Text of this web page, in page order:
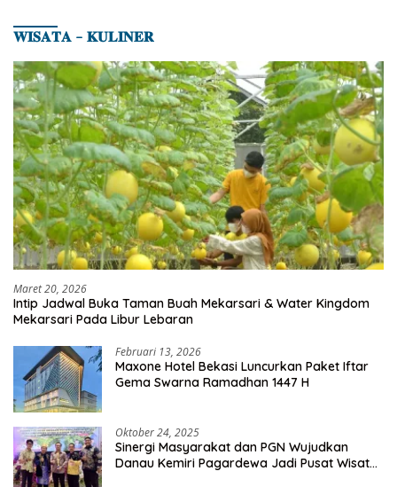
𝐖𝐈𝐒𝐀𝐓𝐀 – 𝐊𝐔𝐋𝐈𝐍𝐄𝐑
Maret 20, 2026
Intip Jadwal Buka Taman Buah Mekarsari & Water Kingdom
Mekarsari Pada Libur Lebaran
Februari 13, 2026
Maxone Hotel Bekasi Luncurkan Paket Iftar
Gema Swarna Ramadhan 1447 H
Oktober 24, 2025
Sinergi Masyarakat dan PGN Wujudkan
Danau Kemiri Pagardewa Jadi Pusat Wisata